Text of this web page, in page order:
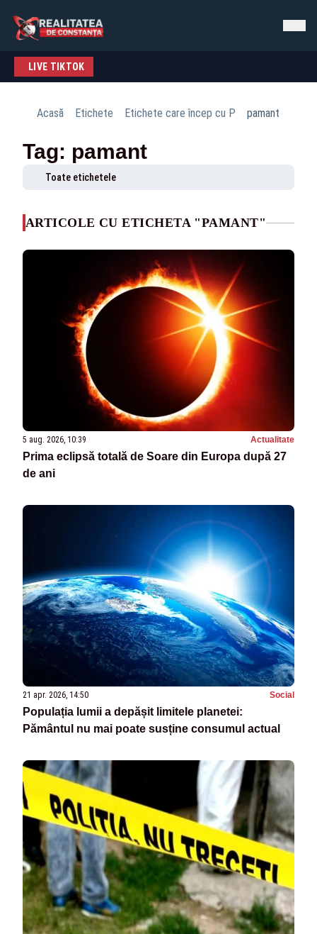
LIVE TIKTOK
Acasă Etichete Etichete care încep cu P pamant
Tag: pamant
Toate etichetele
ARTICOLE CU ETICHETA "PAMANT"
5 aug. 2026, 10:39 Actualitate
Prima eclipsă totală de Soare din Europa după 27
de ani
21 apr. 2026, 14:50 Social
Populația lumii a depășit limitele planetei:
Pământul nu mai poate susține consumul actual